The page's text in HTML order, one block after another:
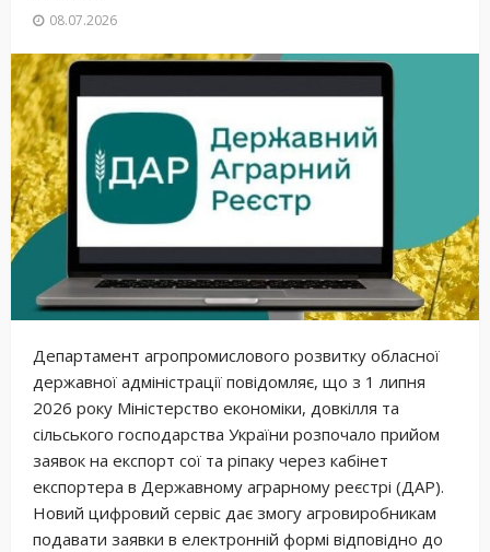
08.07.2026
Департамент агропромислового розвитку обласної
державної адміністрації повідомляє, що з 1 липня
2026 року Міністерство економіки, довкілля та
сільського господарства України розпочало прийом
заявок на експорт сої та ріпаку через кабінет
експортера в Державному аграрному реєстрі (ДАР).
Новий цифровий сервіс дає змогу агровиробникам
подавати заявки в електронній формі відповідно до